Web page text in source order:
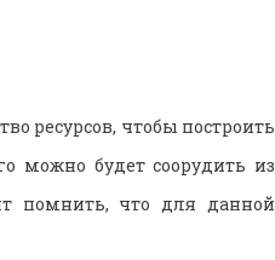
ресурсов, чтобы построить
можно будет соорудить из
помнить, что для данной